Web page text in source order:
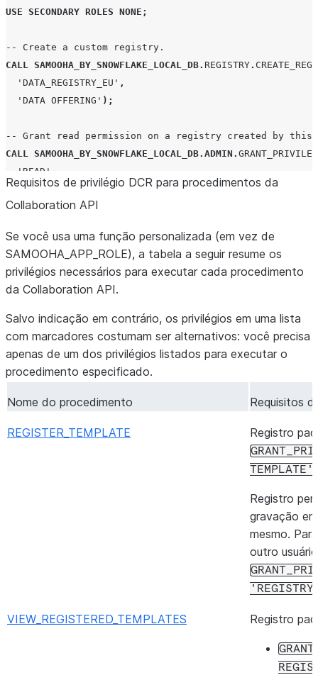
SAMOOHA_BY_SNOWFLAKE_LOCAL_DB
'CREATE COLLABORATION'
'COLLABORATION_CREATOR'
);
SAMOOHA_BY_SNOWFLAKE_LOCAL_DB
'REGISTER DATA OFFERING'
'COLLABORATION_CREATOR'
USE SECONDARY ROLES NONE ;
-- Create a custom registry.
CALL SAMOOHA_BY_SNOWFLAKE_LOCAL_DB. REGISTRY.
'DATA_REGISTRY_EU' ,
'DATA OFFERING' );
-- Grant read permission on a registry created by this
CALL SAMOOHA_BY_SNOWFLAKE_LOCAL_DB. ADMIN .
'READ'
'REGISTRY',
'DATA_REGISTRY_EU'
Requisitos de privilégio DCR para procedimentos da
Collaboration API
Se você usa uma função personalizada (em vez de
SAMOOHA_APP_ROLE), a tabela a seguir resume os
privilégios necessários para executar cada procedimento
da Collaboration API.
Salvo indicação em contrário, os privilégios em uma lista
com marcadores costumam ser alternativos: você precisa
apenas de um dos privilégios listados para executar o
procedimento especificado.
Nome do procedimento Requisitos
REGISTER_TEMPLATE Registro
Registro
gravação
mesmo.
outro
VIEW_REGISTERED_TEMPLATES Registro